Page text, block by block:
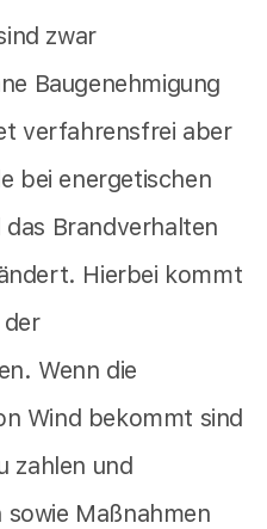
zwar
Baugenehmigung
verfahrensfrei aber
bei energetischen
Brandverhalten
Hierbei kommt
Wenn die
Wind bekommt sind
zahlen und
Maßnahmen